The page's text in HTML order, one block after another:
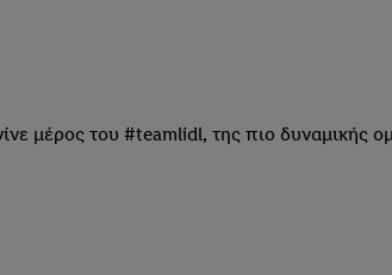
μέρος του #teamlidl, της πιο δυναμικής